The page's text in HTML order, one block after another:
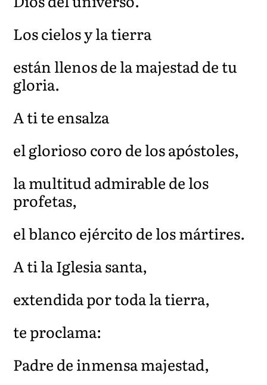
Los cielos y la tierra
están llenos de la majestad de tu
gloria.
A ti te ensalza
el glorioso coro de los apóstoles,
la multitud admirable de los
profetas,
el blanco ejército de los mártires.
A ti la Iglesia santa,
extendida por toda la tierra,
te proclama:
Padre de inmensa majestad,